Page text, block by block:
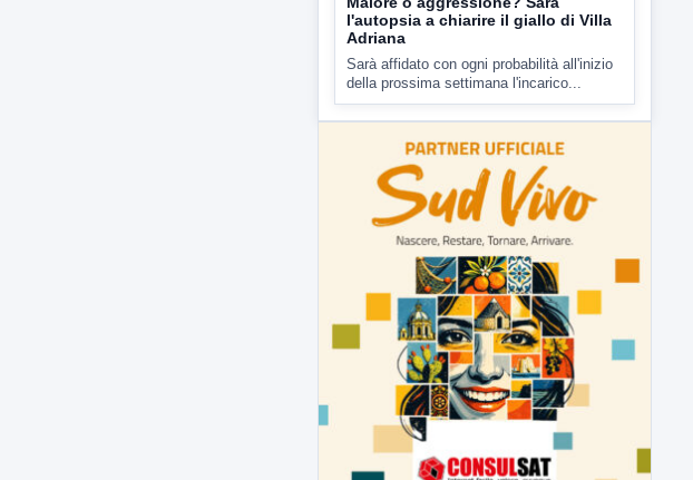
▶
Malore o aggressione? Sarà
l'autopsia a chiarire il giallo di Villa
Adriana
Sarà affidato con ogni probabilità all'inizio
della prossima settimana l'incarico...